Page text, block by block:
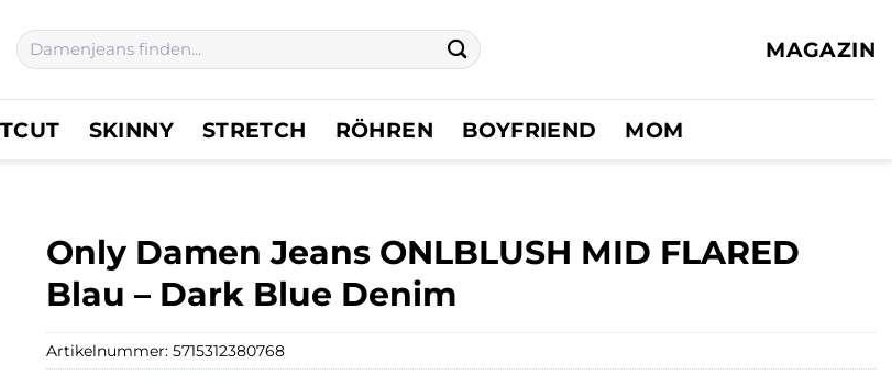
Suchen
nach:
MAGAZIN
SKINNY STRETCH RÖHREN BOYFRIEND MOM
Only Damen Jeans ONLBLUSH MID FLARED
Blau – Dark Blue Denim
Artikelnummer: 5715312380768